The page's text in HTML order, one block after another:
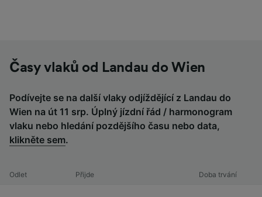
Časy vlaků od Landau do Wien
Podívejte se na další vlaky odjíždějící z Landau do
Wien na út 11 srp. Úplný jízdní řád / harmonogram
vlaku nebo hledání pozdějšího času nebo data,
klikněte sem.
Odlet Přijde Doba trvání